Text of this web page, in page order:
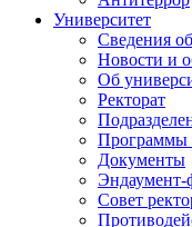
Университет
Сведения
Новости и
Об
Ректорат
Программы
Документы
Эндаумент-
Совет